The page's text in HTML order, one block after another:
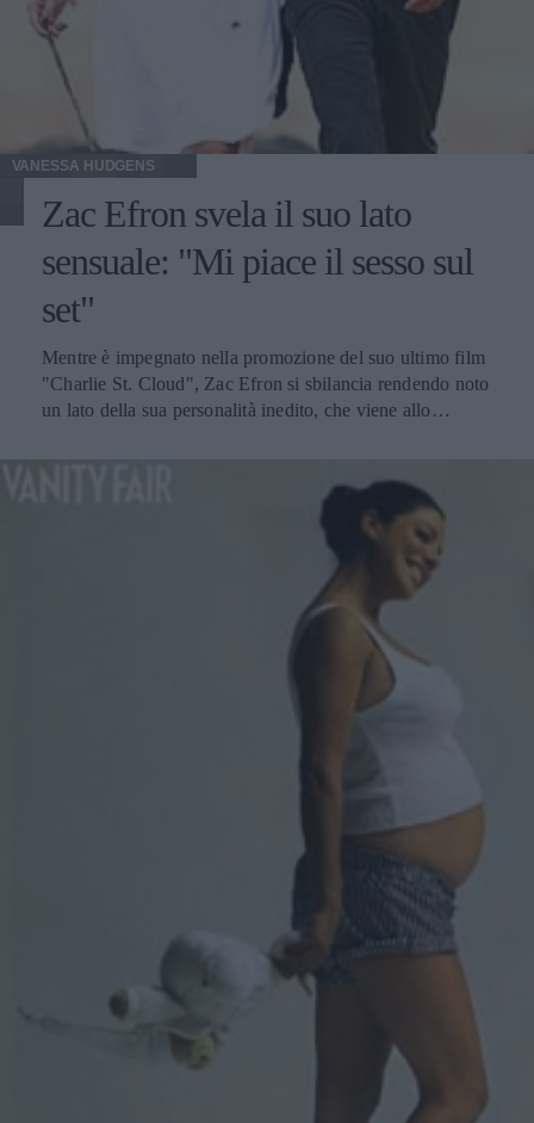
troppo alla sua regola. Ma in ogni caso ci chiediamo: che
fine hanno fatto gli insegnamenti della nonna? Ecco gli
scatti proibiti e altre immagini di Jessica, pubblicate su
Celebrity Gossip.
VANESSA HUDGENS
Zac Efron svela il suo lato
sensuale: "Mi piace il sesso sul
set"
Mentre è impegnato nella promozione del suo ultimo film
"Charlie St. Cloud", Zac Efron si sbilancia rendendo noto
un lato della sua personalità inedito, che viene allo
australiano. La giovane star ammette, infatti, di trovare
molto piacevoli le scene d'amore sul set, soprattutto quelle
girate con la collega Amanda Crew. Come racconta il sito
Entertainmentwise, Efron parla liberamente e, solo alla
fine, si rende conto di aver usato un linguaggio un po'
inappropriato, pensando chiaramente alla reazione di
Vanessa Hudgens. A essere onesto, le scene d'amore mi
divertono molto. Non è difficile girarle, infatti in quel
momento sono veramente coinvolto in una relazione con la
mia partner. È stato così con Amanda Crew, sapevamo
ventunenne si mostra abbastanza sicura del suo rapporto
con Zac, come ha dichiarato anche recentemente. Certo la
cosa che le preme di più al momento è quella di depistare i
vestita come una specie di clochard, allo scopo di non
essere seguita e fotografata. Ecco le sue esatte parole
sull'argomento: Mi vesto male, come un barbone. Nessuno
guarda i barboni, passano inosservati. Almeno questa è la
mia teoria. Si spera che la star di "High School Musical"
non adotti questo stile anche quando è in compagnia del